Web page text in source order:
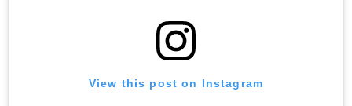
View this post on Instagram